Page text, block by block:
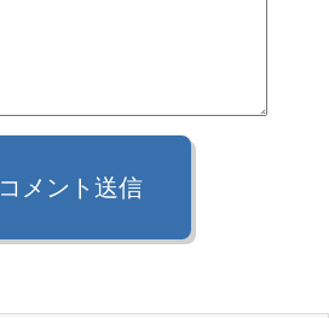
コメント送信